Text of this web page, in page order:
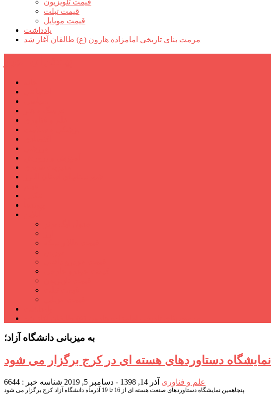
قیمت تبلت
قیمت موبایل
یادداشت
مرمت بنای تاریخی امامزاده هارون (ع) طالقان آغاز شد
به میزبانی دانشگاه آزاد؛
نمایشگاه دستاوردهای هسته ای در کرج برگزار می شود
علم و فناوری آذر 14, 1398 - دسامبر 5, 2019 شناسه خبر : 6644
پنجاهمین نمایشگاه دستاوردهای صنعت هسته ای از 16 تا 19 آذرماه دانشگاه آزاد کرج برگزار می شود.